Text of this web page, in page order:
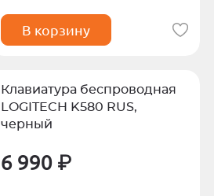
В корзину
Клавиатура беспроводная
LOGITECH K580 RUS,
черный
6 990 ₽